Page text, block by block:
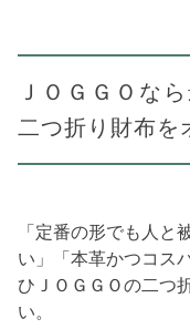
ＪＯＧＧＯな
二つ折り財布を
「定番の形でも人と
い」「本革かつコス
ひＪＯＧＧＯの二つ
い。